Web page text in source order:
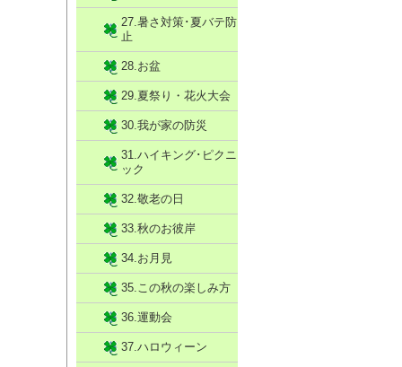
27.暑さ対策･夏バテ防
止
28.お盆
29.夏祭り・花火大会
30.我が家の防災
31.ハイキング･ピクニ
ック
32.敬老の日
33.秋のお彼岸
34.お月見
35.この秋の楽しみ方
36.運動会
37.ハロウィーン